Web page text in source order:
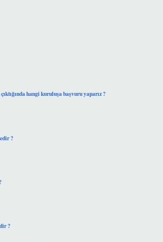
hangi kuruluşa başvuru yaparız ?
?
?